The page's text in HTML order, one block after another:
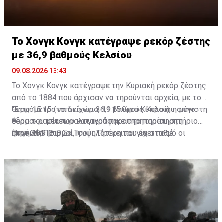
Το Χονγκ Κονγκ κατέγραψε ρεκόρ ζέστης
με 36,9 βαθμούς Κελσίου
09.08.2026 13:43
Το Χονγκ Κονγκ κατέγραψε την Κυριακή ρεκόρ ζέστης
από το 1884 που άρχισαν να τηρούνται αρχεία, με το
θερμόμετρο να δείχνει 36,9 βαθμούς Κελσίου στην
έδρα του μετεωρολογικού παρατηρητηρίου στη
συνοικία Τσιμ Σα Τσούι. Πρόκειται για σταθμό οι
αναφοράς για όλη την πόλη.
"Στις 15:15 (τοπική ώρα, 11:15 ώρα Κύπρου), η μέγιστη
θερμοκρασία που καταγράφηκε στο παρατηρητήριο
ήταν 36,9 βαθμοί, η υψηλότερη που έχει ποτέ
Παρατηρητήριο του Χονγκ Κονγκ.
Πηγή: ΚΥΠΕ